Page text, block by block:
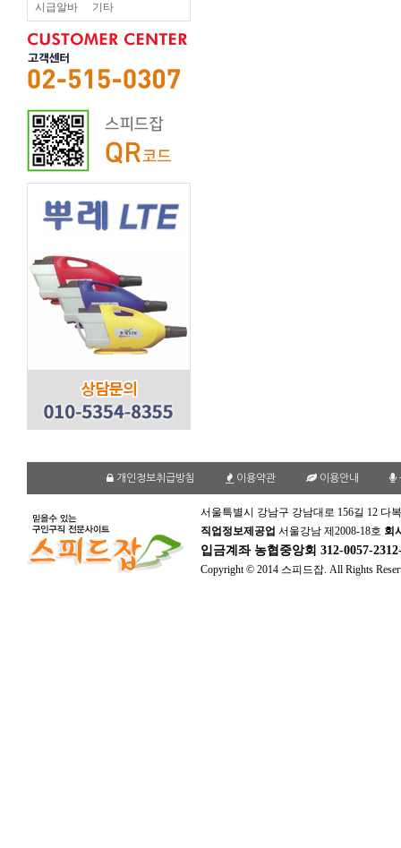
시급알바 기타
개인정보취급방침 이용약관 이용안내
서울특별시 강남구 강남대로 156길 12 다
직업정보제공업 서울강남 제2008-18호 회
입금계좌 농협중앙회 312-0057-
Copyright © 2014 스피드잡. All Rights